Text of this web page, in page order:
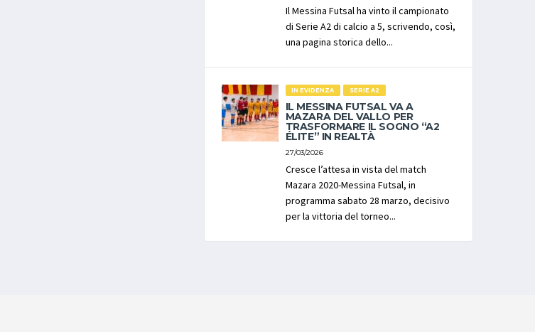
Il Messina Futsal ha vinto il campionato
di Serie A2 di calcio a 5, scrivendo, così,
una pagina storica dello...
IN EVIDENZA SERIE A2
IL MESSINA FUTSAL VA A
MAZARA DEL VALLO PER
TRASFORMARE IL SOGNO “A2
ÉLITE” IN REALTÀ
27/03/2026
Cresce l’attesa in vista del match
Mazara 2020-Messina Futsal, in
programma sabato 28 marzo, decisivo
per la vittoria del torneo...